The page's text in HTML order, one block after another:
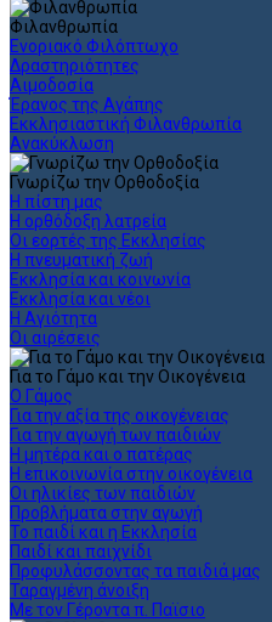
Φιλανθρωπία
Ενοριακό Φιλόπτωχο
Δραστηριότητες
Αιμοδοσία
Έρανος της Αγάπης
Εκκλησιαστική Φιλανθρωπία
Ανακύκλωση
Γνωρίζω την Ορθοδοξία
Η πίστη μας
Η ορθόδοξη λατρεία
Οι εορτές της Εκκλησίας
Η πνευματική ζωή
Εκκλησία και κοινωνία
Εκκλησία και νέοι
Η Αγιότητα
Οι αιρέσεις
Για το Γάμο και την Οικογένεια
Ο Γάμος
Για την αξία της οικογένειας
Για την αγωγή των παιδιών
Η μητέρα και ο πατέρας
Η επικοινωνία στην οικογένεια
Οι ηλικίες των παιδιών
Προβλήματα στην αγωγή
Το παιδί και η Εκκλησία
Παιδί και παιχνίδι
Προφυλάσσοντας τα παιδιά μας
Ταραγμένη άνοιξη
Με τον Γέροντα π. Παϊσιο